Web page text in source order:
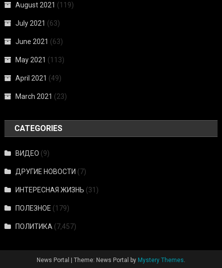
August 2021 (119)
July 2021 (63)
June 2021 (63)
May 2021 (113)
April 2021 (49)
March 2021 (23)
CATEGORIES
ВИДЕО (9)
ДРУГИЕ НОВОСТИ (7)
ИНТЕРЕСНАЯ ЖИЗНЬ (31)
ПОЛЕЗНОЕ (179)
ПОЛИТИКА (7,457)
News Portal | Theme: News Portal by Mystery Themes